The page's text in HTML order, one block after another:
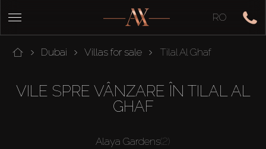
RO
Dubai Villas for sale Tilal Al Ghaf
VILE SPRE VÂNZARE ÎN TILAL AL
GHAF
Alaya Gardens(2)